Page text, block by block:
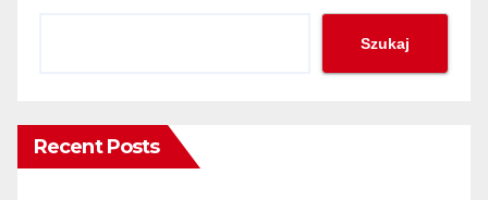
Szukaj
Recent Posts